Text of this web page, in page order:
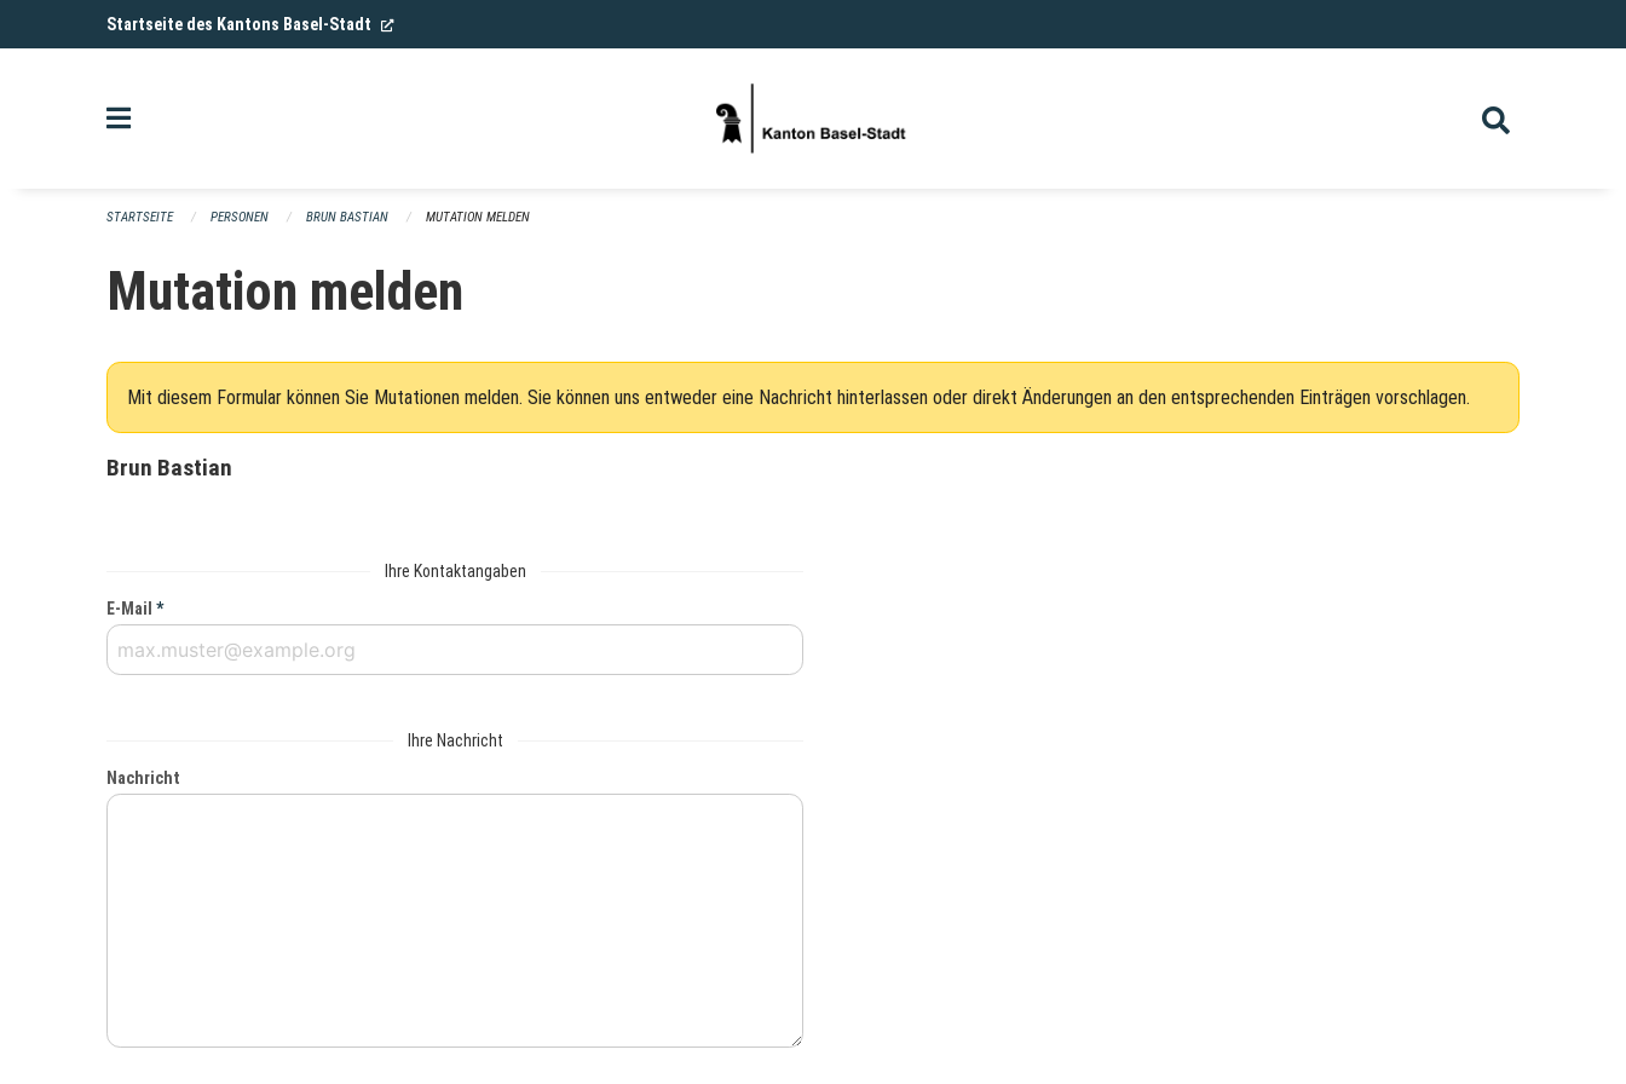
Navigation überspringenStartseite des Kantons Basel-Stadt (External Link)
STARTSEITE PERSONEN BRUN BASTIAN MUTATION MELDEN
Mutation melden
Mit diesem Formular können Sie Mutationen melden. Sie können uns entweder eine Nachricht hinterlassen oder direkt Änderungen an den entsprechenden Einträgen vorschlagen.
Brun Bastian
Ihre Kontaktangaben
E-Mail *
Ihre Nachricht
Nachricht